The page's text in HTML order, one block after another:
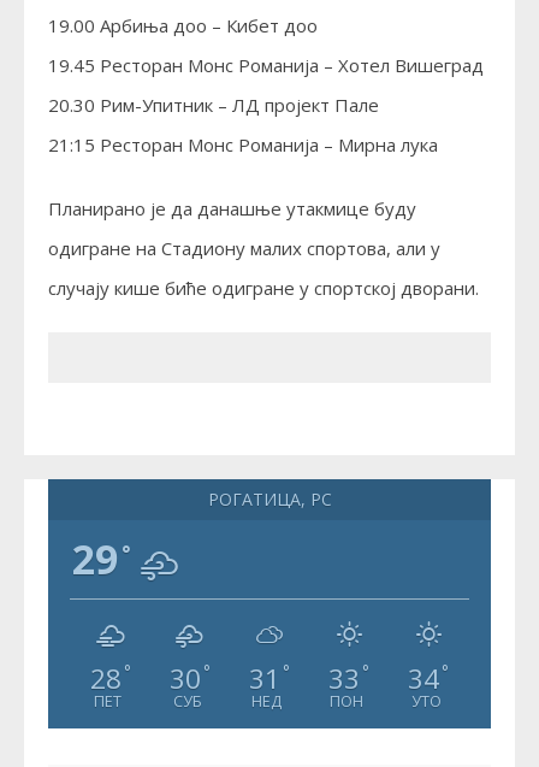
19.00 Арбиња доо – Кибет доо
19.45 Ресторан Монс Романија – Хотел Вишеград
20.30 Рим-Упитник – ЛД пројект Пале
21:15 Ресторан Монс Романија – Мирна лука
Планирано је да данашње утакмице буду
одигране на Стадиону малих спортова, али у
случају кише биће одигране у спортској дворани.
РОГАТИЦА, РС
29 °
28 °
ПЕТ
30 °
СУБ
31 °
НЕД
33 °
ПОН
34°
УТО